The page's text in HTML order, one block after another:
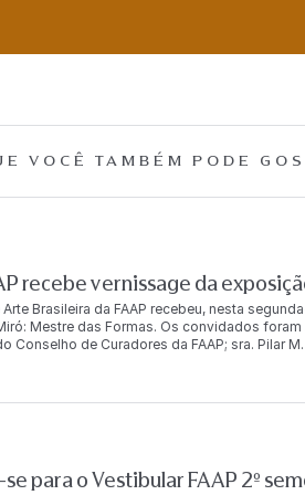
VOCÊ TAMBÉM PODE
recebe vernissage da
Arte Brasileira da FAAP recebeu, nesta
Mestre das Formas. Os convidados
Conselho de Curadores da FAAP; sra. Pilar
a trabalhar no Brasil”, compartilha Joan
será aberta ao público em 7 de agosto
para o Vestibular FAAP 2º